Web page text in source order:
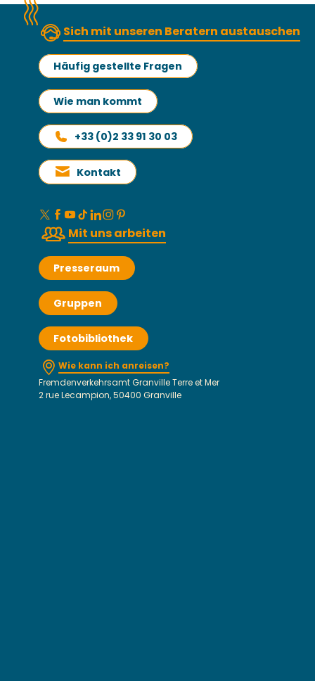
Sich mit unseren Beratern austauschen
Häufig gestellte Fragen
Wie man kommt
+33 (0)2 33 91 30 03
Kontakt
Mit uns arbeiten
Presseraum
Gruppen
Fotobibliothek
Wie kann ich anreisen?
Fremdenverkehrsamt Granville Terre et Mer
2 rue Lecampion, 50400 Granville